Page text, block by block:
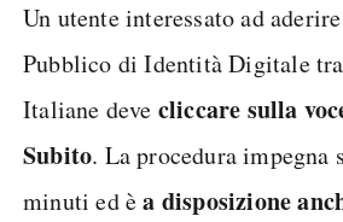
Un utente interessato ad
Pubblico di Identità Digitale
Italiane deve cliccare sulla
Subito. La procedura impegna
minuti ed èa disposizione